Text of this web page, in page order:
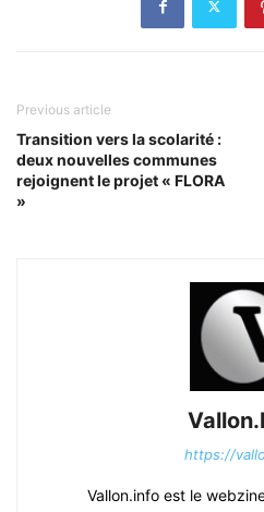
Previous article
Transition vers la scolarité :
deux nouvelles communes
rejoignent le projet « FLORA
»
https://
Vallon.info est le